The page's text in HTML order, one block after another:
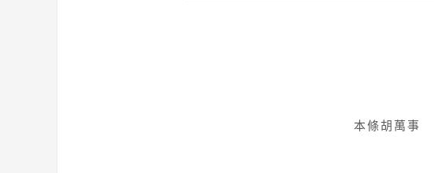
本條胡萬事